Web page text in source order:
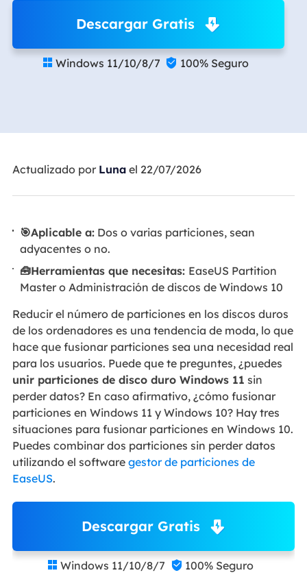
Descargar Gratis
 Windows 11/10/8/7  100% Seguro
Actualizado por Lunael 22/07/2026
🎯Aplicable a: Dos o varias particiones, sean
adyacentes o no.
🧰Herramientas que necesitas: EaseUS Partition
Master o Administración de discos de Windows 10
Reducir el número de particiones en los discos duros
de los ordenadores es una tendencia de moda, lo que
hace que fusionar particiones sea una necesidad real
para los usuarios. Puede que te preguntes, ¿puedes
unir particiones de disco duro Windows 11 sin
perder datos? En caso afirmativo, ¿cómo fusionar
particiones en Windows 11 y Windows 10? Hay tres
situaciones para fusionar particiones en Windows 10.
Puedes combinar dos particiones sin perder datos
utilizando el software gestor de particiones de
EaseUS.
Descargar Gratis
 Windows 11/10/8/7  100% Seguro